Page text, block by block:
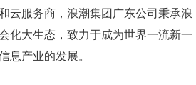
云服务商，浪潮集团广东公司秉承浪
化大生态，致力于成为世界一流新一
产业的发展。